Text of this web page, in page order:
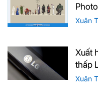
Xuân
Xuất
thấp
Xuân